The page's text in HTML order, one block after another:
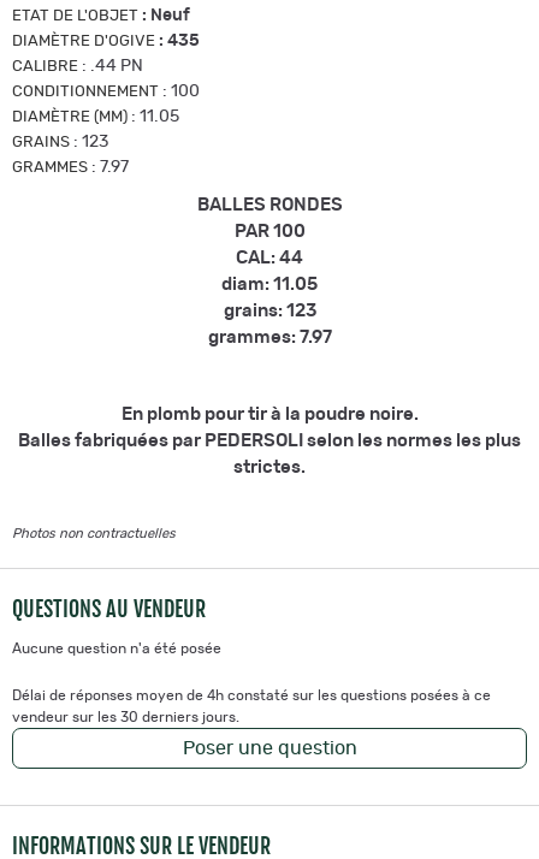
ETAT DE L'OBJET : Neuf
DIAMÈTRE D'OGIVE : 435
CALIBRE : .44 PN
CONDITIONNEMENT : 100
DIAMÈTRE (MM) : 11.05
GRAINS : 123
GRAMMES : 7.97
BALLES RONDES
PAR 100
CAL: 44
diam: 11.05
grains: 123
grammes: 7.97
En plomb pour tir à la poudre noire.
Balles fabriquées par PEDERSOLI selon les normes les plus
strictes.
Photos non contractuelles
QUESTIONS AU VENDEUR
Aucune question n'a été posée
Délai de réponses moyen de 4h constaté sur les questions posées à ce
vendeur sur les 30 derniers jours.
Poser une question
INFORMATIONS SUR LE VENDEUR